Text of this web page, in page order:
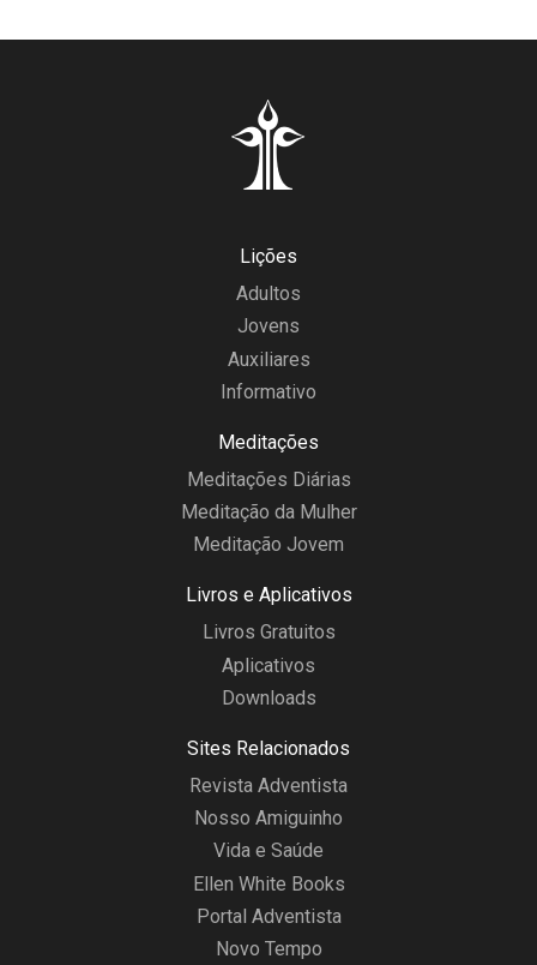
Lições
Adultos
Jovens
Auxiliares
Informativo
Meditações
Meditações Diárias
Meditação da Mulher
Meditação Jovem
Livros e Aplicativos
Livros Gratuitos
Aplicativos
Downloads
Sites Relacionados
Revista Adventista
Nosso Amiguinho
Vida e Saúde
Ellen White Books
Portal Adventista
Novo Tempo